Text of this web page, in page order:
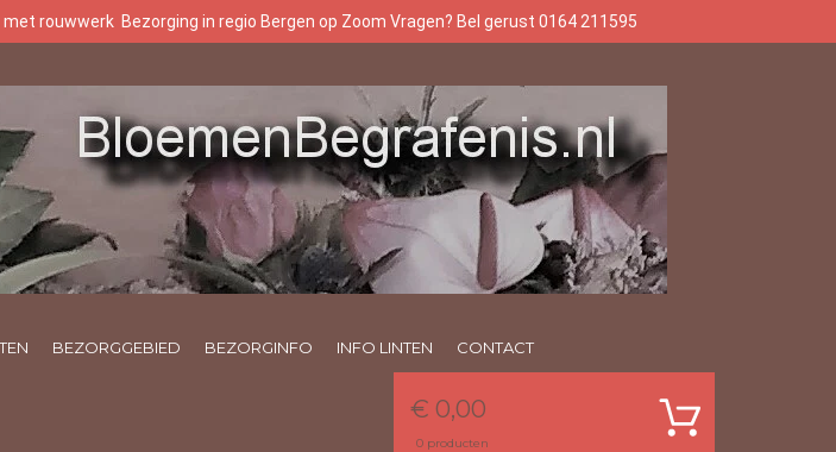
met rouwwerk Bezorging in regio Bergen op Zoom Vragen? Bel gerust 0164 211595
BEZORGGEBIED BEZORGINFO INFO LINTEN CONTACT
€ 0,00
0 producten